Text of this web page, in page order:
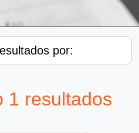
por:
1 resultados